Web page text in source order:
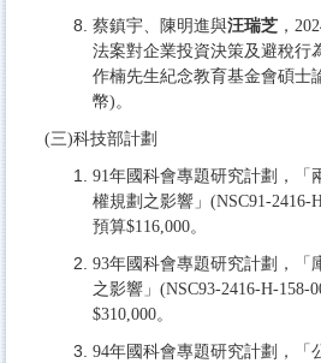
蔡鎮宇、陳明進與汪瑞芝 ，
法案對企業投資決策及避稅行
作楠先生紀念教育基金會碩士
幣)。
(三)科技部計劃
91年國科會專題研究計劃，「
權規劃之影響」(NSC91-2416-
預算$116,000。
93年國科會專題研究計劃，「
之影響」(NSC93-2416-H-158-
$310,000。
94年國科會專題研究計劃，「